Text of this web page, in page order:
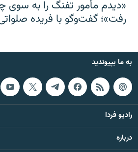
«دیدم مأمور تفنگ را به سوی
رفت»؛ گفت‌و‌گو با فریده
به ما بپیوندید
رادیو فردا
درباره